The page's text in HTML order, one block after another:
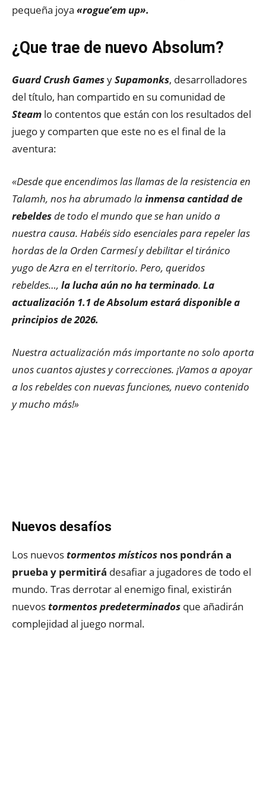
pequeña joya «rogue’em up».
¿Que trae de nuevo Absolum?
Guard Crush GamesySupamonks, desarrolladores
del título, han compartido en su comunidad de
Steam lo contentos que están con los resultados del
juego y comparten que este no es el final de la
aventura:
«Desde que encendimos las llamas de la resistencia en
Talamh, nos ha abrumado lainmensa cantidad de
rebeldesde todo el mundo que se han unido a
nuestra causa. Habéis sido esenciales para repeler las
hordas de la Orden Carmesí y debilitar el tiránico
yugo de Azra en el territorio. Pero, queridos
rebeldes…, la lucha aún no ha terminado. La
actualización 1.1 de Absolum estará disponible a
principios de 2026.
Nuestra actualización más importante no solo aporta
unos cuantos ajustes y correcciones. ¡Vamos a apoyar
a los rebeldes con nuevas funciones, nuevo contenido
y mucho más!»
Nuevos desafíos
Los nuevostormentos místicos nos pondrán a
prueba y permitirá desafiar a jugadores de todo el
mundo. Tras derrotar al enemigo final, existirán
nuevostormentos predeterminados que añadirán
complejidad al juego normal.